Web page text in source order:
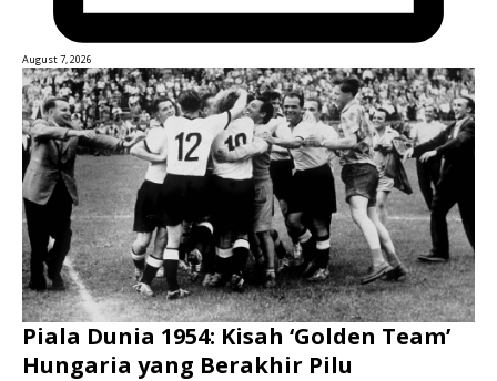
August 7, 2026
Piala Dunia 1954: Kisah ‘Golden Team’
Hungaria yang Berakhir Pilu